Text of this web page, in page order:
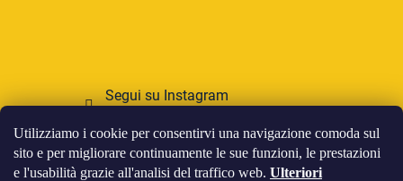
Utilizziamo i cookie per consentirvi una navigazione comoda sul
sito e per migliorare continuamente le sue funzioni, le prestazioni
e l'usabilità grazie all'analisi del traffico web. Ulteriori
Segui su Instagram
Accettiamo pagamenti online